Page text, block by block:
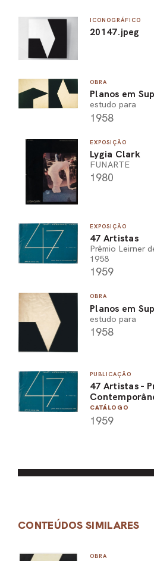
ICONOGRÁFICO
20147.jpeg
OBRA
Planos em
estudo para
1958
EXPOSIÇÃO
Lygia Clark
FUNARTE
1980
EXPOSIÇÃO
47 Artistas
Prêmio Leirner
1958
1959
OBRA
Planos em
estudo para
1958
PUBLICAÇÃO
47 Artistas -
CATÁLOGO
1959
CONTEÚDOS SIMILARES
OBRA